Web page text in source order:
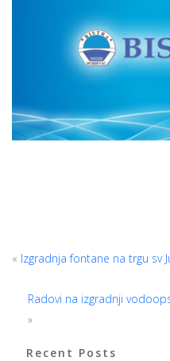
« Izgradnja fontane na trgu sv
Radovi na izgradnji
»
Recent Posts